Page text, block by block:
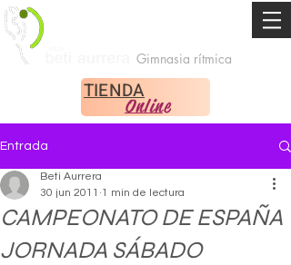
Gimnasia rítmica
Online
TIENDA
Entrada
CAMPEONATO DE ESPAÑA
JORNADA SÁBADO
Beti Aurrera
30 jun 2011 1 min de lectura